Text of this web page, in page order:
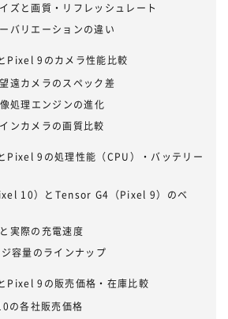
ズと画質・リフレッシュレート
バリエーションの違い
9のカメラ性能比較
遠カメラのスペック差
処理エンジンの進化
ンカメラの画質比較
9の処理性能（CPU）・バッテリー
10）とTensor G4（Pixel 9）のベ
実際の充電速度
容量のラインナップ
9の販売価格・在庫比較
の各社販売価格